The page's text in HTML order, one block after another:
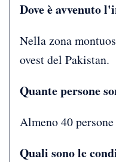
Dove è avvenuto
Nella zona
ovest del Pakistan.
Quante persone
Almeno 40
Quali sono le